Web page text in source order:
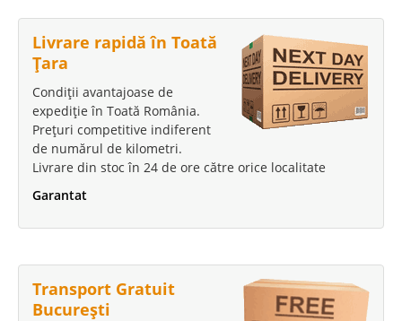
Livrare rapidă în Toată
Țara
Condiții avantajoase de
expediție în Toată România.
Prețuri competitive indiferent
de numărul de kilometri.
Livrare din stoc în 24 de ore către orice localitate
Garantat
Transport Gratuit
București